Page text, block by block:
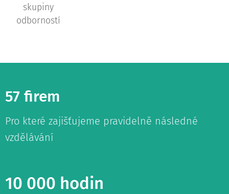
skupiny
odborností
57 firem
Pro které zajišťujeme pravidelně následné
vzdělávání
10 000 hodin